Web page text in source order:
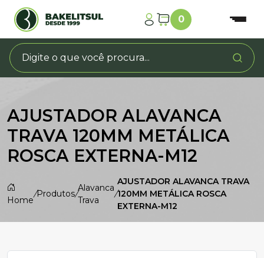
0
AJUSTADOR ALAVANCA
TRAVA 120MM METÁLICA
ROSCA EXTERNA-M12
Home
/Produtos/
Alavanca
Trava
/
AJUSTADOR ALAVANCA TRAVA
120MM METÁLICA ROSCA
EXTERNA-M12